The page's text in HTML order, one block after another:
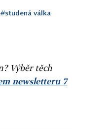
#studená válka
Výběr těch
newsletteru 7